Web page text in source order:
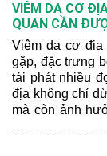
VIÊM DA CƠ
QUAN CẦN
Viêm da cơ địa
gặp, đặc trưng
tái phát nhiều
địa không chỉ
mà còn ảnh